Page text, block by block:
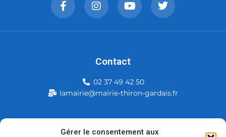
Gérer le consentement aux
Mairie de Thiron-Gardais
Contact
02 37 49 42 50
lamairie@mairie-thiron-gardais.fr